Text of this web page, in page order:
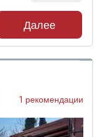
Далее
1 рекомендации